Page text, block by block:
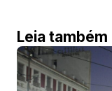
Leia também